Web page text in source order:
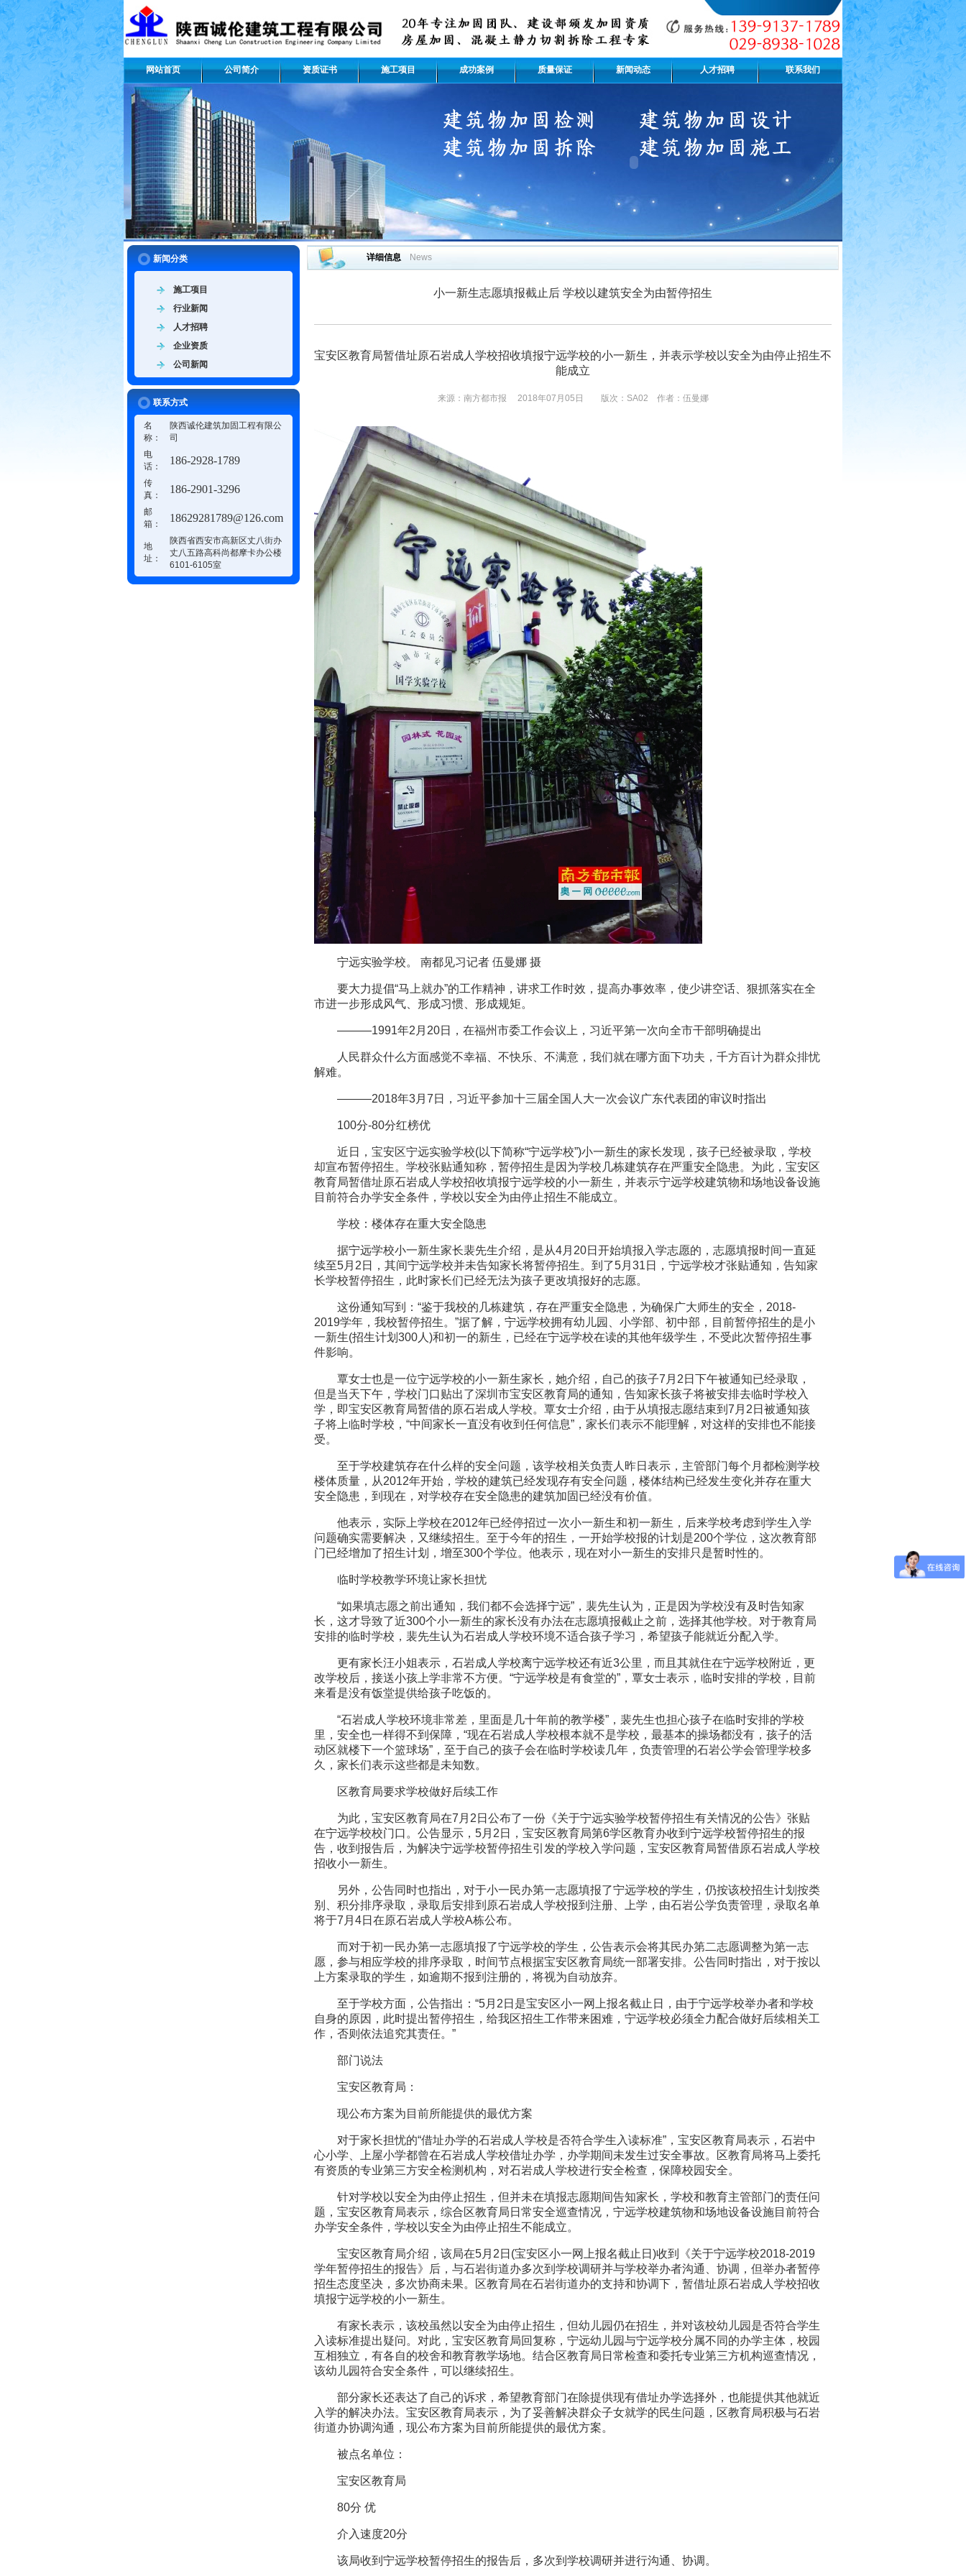
网站首页 公司简介 资质证书 施工项目 成功案例 质量保证 新闻动态 人才招聘 联系我们
新闻分类
施工项目
行业新闻
人才招聘
企业资质
公司新闻
联系方式
名
称：
陕西诚伦建筑加固工程有限公
司
电
话：
186-2928-1789
传
真：
186-2901-3296
邮
箱：
18629281789@126.com
地
址：
陕西省西安市高新区丈八街办
丈八五路高科尚都摩卡办公楼
6101-6105室
详细信息 News
小一新生志愿填报截止后 学校以建筑安全为由暂停招生
宝安区教育局暂借址原石岩成人学校招收填报宁远学校的小一新生，并表示学校以安全为由停止招生不
能成立
来源：南方都市报 2018年07月05日 版次：SA02 作者：伍曼娜
宁远实验学校。 南都见习记者 伍曼娜 摄
要大力提倡“马上就办”的工作精神，讲求工作时效，提高办事效率，使少讲空话、狠抓落实在全
市进一步形成风气、形成习惯、形成规矩。
———1991年2月20日，在福州市委工作会议上，习近平第一次向全市干部明确提出
人民群众什么方面感觉不幸福、不快乐、不满意，我们就在哪方面下功夫，千方百计为群众排忧
解难。
———2018年3月7日，习近平参加十三届全国人大一次会议广东代表团的审议时指出
100分-80分红榜优
近日，宝安区宁远实验学校(以下简称“宁远学校”)小一新生的家长发现，孩子已经被录取，学校
却宣布暂停招生。学校张贴通知称，暂停招生是因为学校几栋建筑存在严重安全隐患。为此，宝安区
教育局暂借址原石岩成人学校招收填报宁远学校的小一新生，并表示宁远学校建筑物和场地设备设施
目前符合办学安全条件，学校以安全为由停止招生不能成立。
学校：楼体存在重大安全隐患
据宁远学校小一新生家长裴先生介绍，是从4月20日开始填报入学志愿的，志愿填报时间一直延
续至5月2日，其间宁远学校并未告知家长将暂停招生。到了5月31日，宁远学校才张贴通知，告知家
长学校暂停招生，此时家长们已经无法为孩子更改填报好的志愿。
这份通知写到：“鉴于我校的几栋建筑，存在严重安全隐患，为确保广大师生的安全，2018-
2019学年，我校暂停招生。”据了解，宁远学校拥有幼儿园、小学部、初中部，目前暂停招生的是小
一新生(招生计划300人)和初一的新生，已经在宁远学校在读的其他年级学生，不受此次暂停招生事
件影响。
覃女士也是一位宁远学校的小一新生家长，她介绍，自己的孩子7月2日下午被通知已经录取，
但是当天下午，学校门口贴出了深圳市宝安区教育局的通知，告知家长孩子将被安排去临时学校入
学，即宝安区教育局暂借的原石岩成人学校。覃女士介绍，由于从填报志愿结束到7月2日被通知孩
子将上临时学校，“中间家长一直没有收到任何信息”，家长们表示不能理解，对这样的安排也不能接
受。
至于学校建筑存在什么样的安全问题，该学校相关负责人昨日表示，主管部门每个月都检测学校
楼体质量，从2012年开始，学校的建筑已经发现存有安全问题，楼体结构已经发生变化并存在重大
安全隐患，到现在，对学校存在安全隐患的建筑加固已经没有价值。
他表示，实际上学校在2012年已经停招过一次小一新生和初一新生，后来学校考虑到学生入学
问题确实需要解决，又继续招生。至于今年的招生，一开始学校报的计划是200个学位，这次教育部
门已经增加了招生计划，增至300个学位。他表示，现在对小一新生的安排只是暂时性的。
临时学校教学环境让家长担忧
“如果填志愿之前出通知，我们都不会选择宁远”，裴先生认为，正是因为学校没有及时告知家
长，这才导致了近300个小一新生的家长没有办法在志愿填报截止之前，选择其他学校。对于教育局
安排的临时学校，裴先生认为石岩成人学校环境不适合孩子学习，希望孩子能就近分配入学。
更有家长汪小姐表示，石岩成人学校离宁远学校还有近3公里，而且其就住在宁远学校附近，更
改学校后，接送小孩上学非常不方便。“宁远学校是有食堂的”，覃女士表示，临时安排的学校，目前
来看是没有饭堂提供给孩子吃饭的。
“石岩成人学校环境非常差，里面是几十年前的教学楼”，裴先生也担心孩子在临时安排的学校
里，安全也一样得不到保障，“现在石岩成人学校根本就不是学校，最基本的操场都没有，孩子的活
动区就楼下一个篮球场”，至于自己的孩子会在临时学校读几年，负责管理的石岩公学会管理学校多
久，家长们表示这些都是未知数。
区教育局要求学校做好后续工作
为此，宝安区教育局在7月2日公布了一份《关于宁远实验学校暂停招生有关情况的公告》张贴
在宁远学校校门口。公告显示，5月2日，宝安区教育局第6学区教育办收到宁远学校暂停招生的报
告，收到报告后，为解决宁远学校暂停招生引发的学校入学问题，宝安区教育局暂借原石岩成人学校
招收小一新生。
另外，公告同时也指出，对于小一民办第一志愿填报了宁远学校的学生，仍按该校招生计划按类
别、积分排序录取，录取后安排到原石岩成人学校报到注册、上学，由石岩公学负责管理，录取名单
将于7月4日在原石岩成人学校A栋公布。
而对于初一民办第一志愿填报了宁远学校的学生，公告表示会将其民办第二志愿调整为第一志
愿，参与相应学校的排序录取，时间节点根据宝安区教育局统一部署安排。公告同时指出，对于按以
上方案录取的学生，如逾期不报到注册的，将视为自动放弃。
至于学校方面，公告指出：“5月2日是宝安区小一网上报名截止日，由于宁远学校举办者和学校
自身的原因，此时提出暂停招生，给我区招生工作带来困难，宁远学校必须全力配合做好后续相关工
作，否则依法追究其责任。”
部门说法
宝安区教育局：
现公布方案为目前所能提供的最优方案
对于家长担忧的“借址办学的石岩成人学校是否符合学生入读标准”，宝安区教育局表示，石岩中
心小学、上屋小学都曾在石岩成人学校借址办学，办学期间未发生过安全事故。区教育局将马上委托
有资质的专业第三方安全检测机构，对石岩成人学校进行安全检查，保障校园安全。
针对学校以安全为由停止招生，但并未在填报志愿期间告知家长，学校和教育主管部门的责任问
题，宝安区教育局表示，综合区教育局日常安全巡查情况，宁远学校建筑物和场地设备设施目前符合
办学安全条件，学校以安全为由停止招生不能成立。
宝安区教育局介绍，该局在5月2日(宝安区小一网上报名截止日)收到《关于宁远学校2018-2019
学年暂停招生的报告》后，与石岩街道办多次到学校调研并与学校举办者沟通、协调，但举办者暂停
招生态度坚决，多次协商未果。区教育局在石岩街道办的支持和协调下，暂借址原石岩成人学校招收
填报宁远学校的小一新生。
有家长表示，该校虽然以安全为由停止招生，但幼儿园仍在招生，并对该校幼儿园是否符合学生
入读标准提出疑问。对此，宝安区教育局回复称，宁远幼儿园与宁远学校分属不同的办学主体，校园
互相独立，有各自的校舍和教育教学场地。结合区教育局日常检查和委托专业第三方机构巡查情况，
该幼儿园符合安全条件，可以继续招生。
部分家长还表达了自己的诉求，希望教育部门在除提供现有借址办学选择外，也能提供其他就近
入学的解决办法。宝安区教育局表示，为了妥善解决群众子女就学的民生问题，区教育局积极与石岩
街道办协调沟通，现公布方案为目前所能提供的最优方案。
被点名单位：
宝安区教育局
80分 优
介入速度20分
该局收到宁远学校暂停招生的报告后，多次到学校调研并进行沟通、协调。